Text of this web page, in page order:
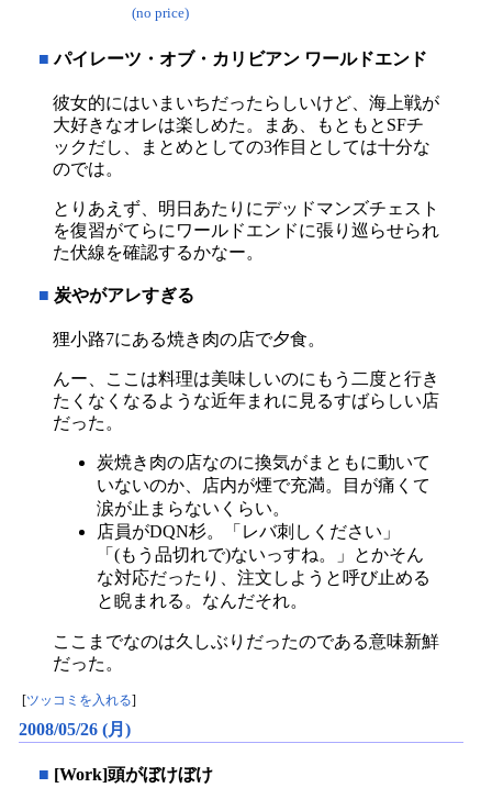
(no price)
■ パイレーツ・オブ・カリビアン ワールドエンド
彼女的にはいまいちだったらしいけど、海上戦が
大好きなオレは楽しめた。まあ、もともとSFチ
ックだし、まとめとしての3作目としては十分な
のでは。
とりあえず、明日あたりにデッドマンズチェスト
を復習がてらにワールドエンドに張り巡らせられ
た伏線を確認するかなー。
■ 炭やがアレすぎる
狸小路7にある焼き肉の店で夕食。
んー、ここは料理は美味しいのにもう二度と行き
たくなくなるような近年まれに見るすばらしい店
だった。
炭焼き肉の店なのに換気がまともに動いて
いないのか、店内が煙で充満。目が痛くて
涙が止まらないくらい。
店員がDQN杉。「レバ刺しください」
「(もう品切れで)ないっすね。」とかそん
な対応だったり、注文しようと呼び止める
と睨まれる。なんだそれ。
ここまでなのは久しぶりだったのである意味新鮮
だった。
ツッコミを入れる
2008/05/26 (月)
■ [Work]頭がぼけぼけ